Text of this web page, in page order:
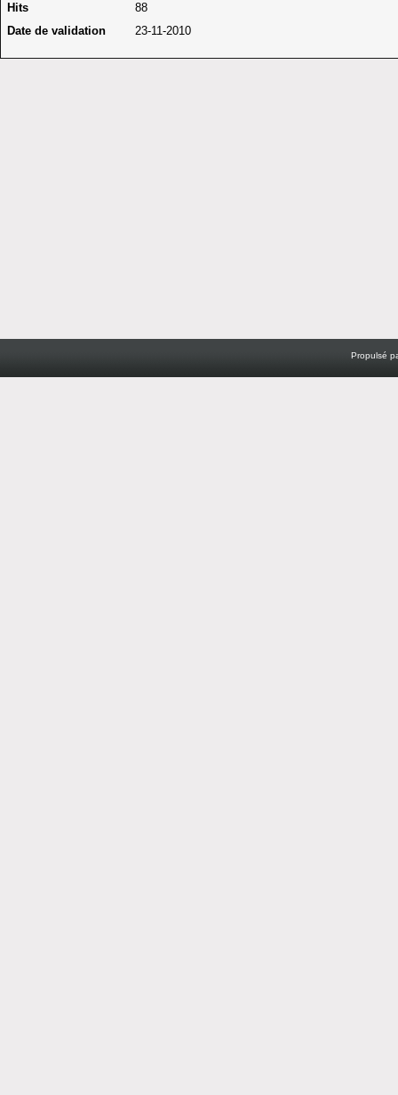
Hits
88
Date de validation
23-11-2010
Propulsé